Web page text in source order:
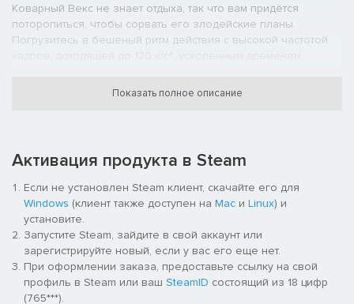
Коварный Векс не знает отдыха, так что вам придётся
поторопиться, чтобы сорвать его злодейские планы.
Погрузитесь в бешеный ритм действия с высокой частотой
для игры “Сэкбой™: Большое приключение”, подключив свой
контроллер PlayStation®5 DualSense™ к PC по проводному
соединению. Разумеется, вы можете использовать и другие
контроллеры или геймпады, а также настроить управление
для клавиатуры и мыши.
Широкоэкранное чудо!
Любуйтесь фантастическими пейзажами Мира творчества в
сверхшироком формате на экранах с соотношением сторон
Показать полное описание
Активация продукта в Steam
Если не установлен Steam клиент, скачайте его для
Windows (клиент также доступен на Mac и Linux) и
установите.
Запустите Steam, зайдите в свой аккаунт или
зарегистрируйте новый, если у вас его еще нет.
При оформлении заказа, предоставьте ссылку на свой
профиль в Steam или ваш SteamID состоящий из 18 цифр
(765***).